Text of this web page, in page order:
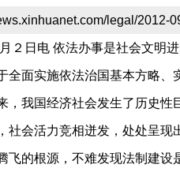
legal/2012-
日电 依法办事是社会文明进
全面实施依法治国基本方略、
我国经济社会发生了历史性
社会活力竞相迸发，处处呈现
的根源，不难发现法制建设